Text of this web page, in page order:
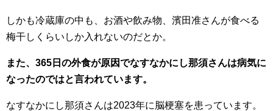
しかも冷蔵庫の中も、お酒や飲み物、濱田准さんが食べる
梅干しくらいしか入れないのだとか。
また、365日の外食が原因でなすなかにし那須さんは病気に
なったのではと言われています。
なすなかにし那須さんは2023年に脳梗塞を患っています。